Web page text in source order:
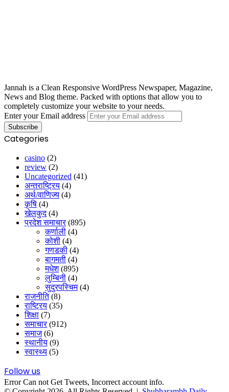
Jannah is a Clean Responsive WordPress Newspaper, Magazine,
News and Blog theme. Packed with options that allow you to
completely customize your website to your needs.
Enter your Email address
Categories
casino (2)
review (2)
Uncategorized (41)
अन्तराष्ट्रिय (4)
अर्थ/वाणिज्य (4)
कृषि (4)
खेलकुद(4)
प्रदेश समाचार(895)
कर्णाली (4)
कोशी (4)
गणडकी (4)
बागमती (4)
मधेश(895)
लुम्बिनी (4)
सुदुरपस्चिम(4)
राजनीति(8)
राष्ट्रिय (35)
शिक्षा (7)
समाचार(912)
समाज(6)
स्थानीय (9)
स्वास्थ्य (5)
Follow us
Error Can not Get Tweets, Incorrect account info.